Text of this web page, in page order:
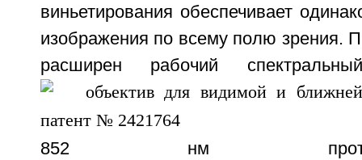
виньетирования обеспечивает
изображения по всему полю зрения.
расширен рабочий
852 нм